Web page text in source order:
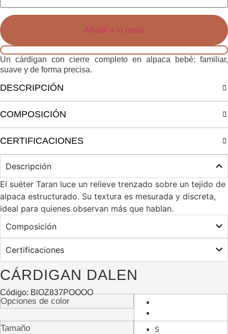
cárdigan
Dalen
Añadir a la cesta
Un cárdigan con cierre completo en alpaca bebé: familiar,
suave y de forma precisa.
DESCRIPCIÓN
COMPOSICIÓN
CERTIFICACIONES
Descripción
El suéter Taran luce un relieve trenzado sobre un tejido de
alpaca estructurado. Su textura es mesurada y discreta,
ideal para quienes observan más que hablan.
Composición
Certificaciones
CÁRDIGAN DALEN
Código: BlOZ837POOOO
Opciones de color
Tamaño
S